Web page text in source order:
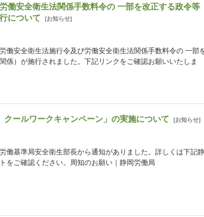
働安全衛生法関係手数料令の 一部を改正する政令等
について [お知らせ]
働安全衛生法施行令及び労働安全衛生法関係手数料令の 一部
係）が施行されました。下記リンクをご確認お願いいたしま
ールワークキャンペーン」の実施について [お知らせ]
働基準局安全衛生部長から通知がありました。詳しくは下記静
をご確認ください。周知のお願い｜静岡労働局